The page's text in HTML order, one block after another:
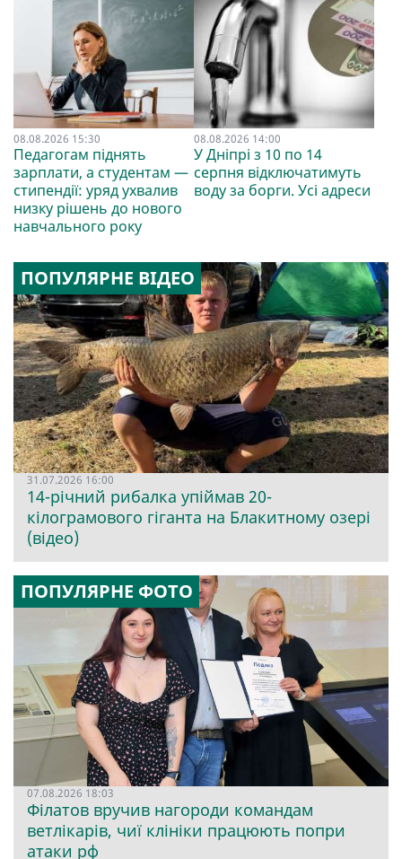
08.08.2026 15:30
Педагогам піднять
зарплати, а студентам —
стипендії: уряд ухвалив
низку рішень до нового
навчального року
08.08.2026 14:00
У Дніпрі з 10 по 14
серпня відключатимуть
воду за борги. Усі адреси
ПОПУЛЯРНЕ ВІДЕО
31.07.2026 16:00
14-річний рибалка упіймав 20-
кілограмового гіганта на Блакитному озері
(відео)
ПОПУЛЯРНЕ ФОТО
07.08.2026 18:03
Філатов вручив нагороди командам
ветлікарів, чиї клініки працюють попри
атаки рф